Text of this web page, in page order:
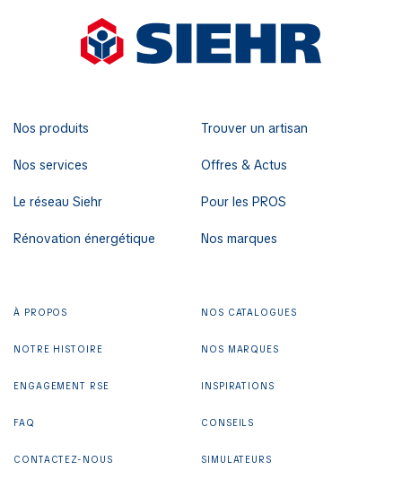
Nos produits
Nos services
Le réseau Siehr
Rénovation énergétique
Trouver un artisan
Offres & Actus
Pour les PROS
Nos marques
À PROPOS
NOTRE HISTOIRE
ENGAGEMENT RSE
FAQ
CONTACTEZ-NOUS
NOS CATALOGUES
NOS MARQUES
INSPIRATIONS
CONSEILS
SIMULATEURS